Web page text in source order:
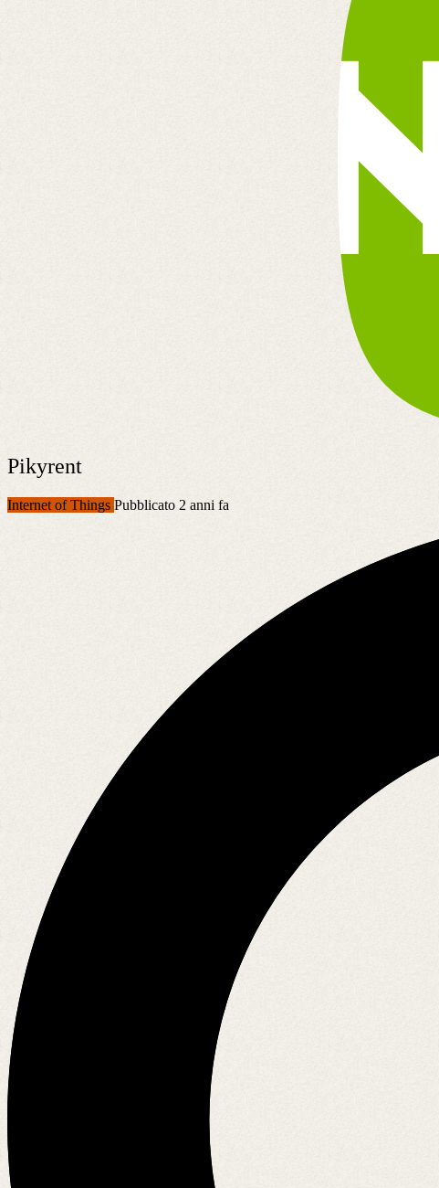
Pikyrent
Internet of Things Pubblicato 2 anni fa